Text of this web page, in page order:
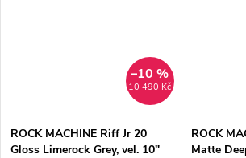
10 490 Kč
–10 %
ROCK MACHINE Riff Jr 20
Gloss Limerock Grey, vel. 10"
ROCK
Matte